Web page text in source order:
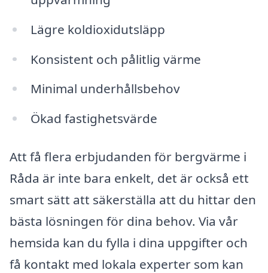
Lägre koldioxidutsläpp
Konsistent och pålitlig värme
Minimal underhållsbehov
Ökad fastighetsvärde
Att få flera erbjudanden för bergvärme i
Råda är inte bara enkelt, det är också ett
smart sätt att säkerställa att du hittar den
bästa lösningen för dina behov. Via vår
hemsida kan du fylla i dina uppgifter och
få kontakt med lokala experter som kan